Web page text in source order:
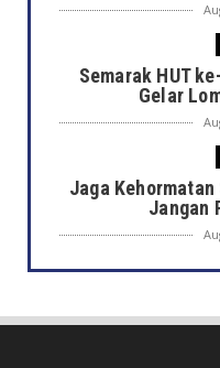
Semarak HUT
Gelar
Jaga
Jangan
Bagikan